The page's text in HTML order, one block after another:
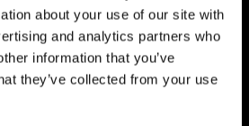
about your use of our site with
and analytics partners who
information that you’ve
they’ve collected from your use